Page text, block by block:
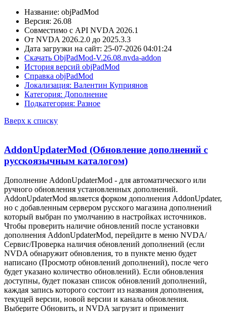
Название: objPadMod
Версия: 26.08
Совместимо с API NVDA 2026.1
От NVDA 2026.2.0 до 2025.3.3
Дата загрузки на сайт: 25-07-2026 04:01:24
Скачать ObjPadMod-V.26.08.nvda-addon
История версий objPadMod
Справка objPadMod
Локализация: Валентин Куприянов
Категория: Дополнение
Подкатегория: Разное
Вверх к списку
AddonUpdaterMod (Обновление дополнений с
русскоязычным каталогом)
Дополнение AddonUpdaterMod - для автоматического или
ручного обновления установленных дополнений.
AddonUpdaterMod является форком дополнения AddonUpdater,
но с добавленным сервером русского магазина дополнений
который выбран по умолчанию в настройках источников.
Чтобы проверить наличие обновлений после установки
дополнения AddonUpdaterMod, перейдите в меню NVDA/
Сервис/Проверка наличия обновлений дополнений (если
NVDA обнаружит обновления, то в пункте меню будет
написано (Просмотр обновлений дополнений), после чего
будет указано количество обновлений). Если обновления
доступны, будет показан список обновлений дополнений,
каждая запись которого состоит из названия дополнения,
текущей версии, новой версии и канала обновления.
Выберите Обновить, и NVDA загрузит и применит